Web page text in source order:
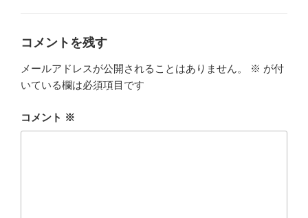
コメントを残す
メールアドレスが公開されることはありません。 ※ が付
いている欄は必須項目です
コメント ※